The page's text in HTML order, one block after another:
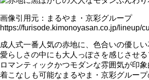
画像引用元：まるやま・京彩グループ
https://furisode.kimonoyasan.co.jp/lineup/
成人式一番人気の赤地に、色合いの優し
愛らしさの中にも大人っぽさを感じさせる
ロマンティックかつモダンな雰囲気が印
着こなしも可能なまるやま・京彩グループ